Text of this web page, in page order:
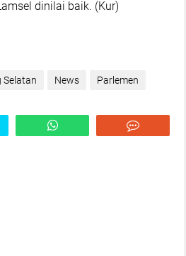
dinilai baik. (Kur)
Selatan News Parlemen